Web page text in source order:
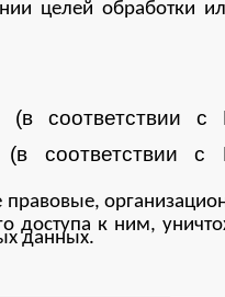
целей обработки
соответствии с
соответствии с
доступа к ним,
данных.